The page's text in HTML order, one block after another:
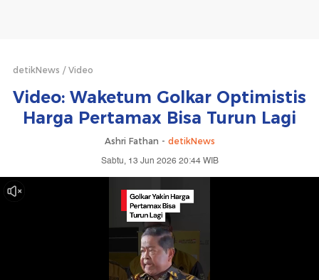
detikNews Video
Video: Waketum Golkar Optimistis
Harga Pertamax Bisa Turun Lagi
Ashri Fathan - detikNews
Sabtu, 13 Jun 2026 20:44 WIB